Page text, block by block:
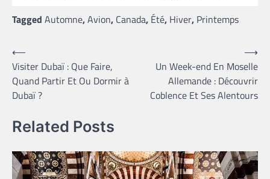
Tagged Automne,Avion, Canada, Été, Hiver, Printemps
Navigation
de
l’article
⟵
Visiter Dubaï : Que Faire,
Quand Partir Et Ou Dormir à
Dubaï ?
Un Week-end En Moselle
Allemande : Découvrir
Coblence Et Ses Alentours
⟶
Related Posts